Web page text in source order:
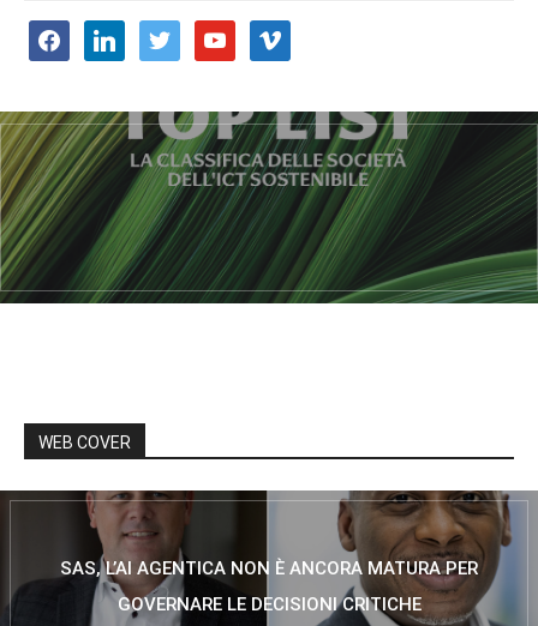
facebooklinkedin twitter youtube vimeo
WEB COVER
SAS, L’AI AGENTICA NON È ANCORA MATURA PER
GOVERNARE LE DECISIONI CRITICHE